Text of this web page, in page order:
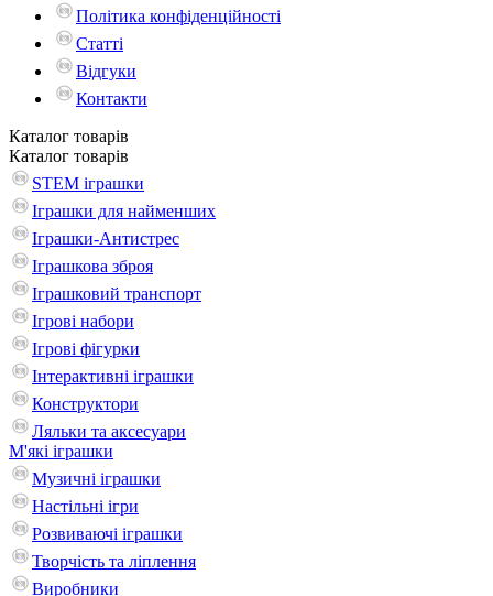
Політика конфіденційності
Статті
Відгуки
Контакти
Каталог товарів
Каталог товарів
STEM іграшки
Іграшки для найменших
Іграшки-Антистрес
Іграшкова зброя
Іграшковий транспорт
Ігрові набори
Ігрові фігурки
Інтерактивні іграшки
Конструктори
Ляльки та аксесуари
М'які іграшки
Музичні іграшки
Настільні iгри
Розвиваючі іграшки
Творчість та ліплення
Виробники